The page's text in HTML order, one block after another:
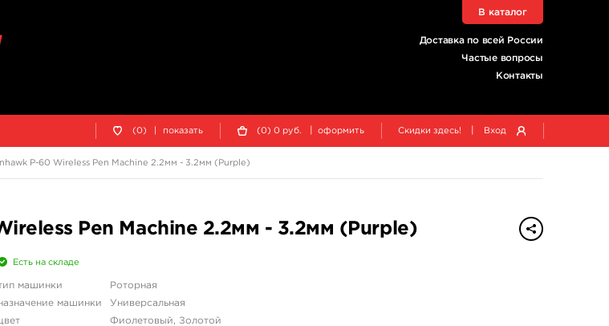
Доставка по всей России
Частые вопросы
Контакты
В каталог
(0) показать (0) 0 руб. оформить Скидки здесь! Вход
P-60 Wireless Pen Machine 2.2мм - 3.2мм (Purple)
Pen Machine 2.2мм - 3.2мм (Purple)
Есть на складе
машинки
Роторная
машинки
Универсальная
Фиолетовый, Золотой